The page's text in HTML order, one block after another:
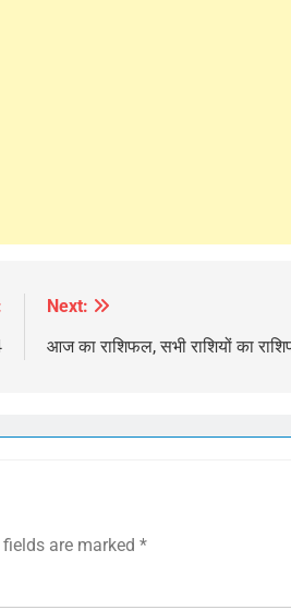
Next:
आज का राशिफल, सभी राशियों का
fields are marked *